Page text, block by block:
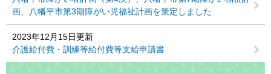
画、八幡平市第3期障がい児福祉計画を策定しました
2023年12月15日更新
介護給付費・訓練等給付費等支給申請書